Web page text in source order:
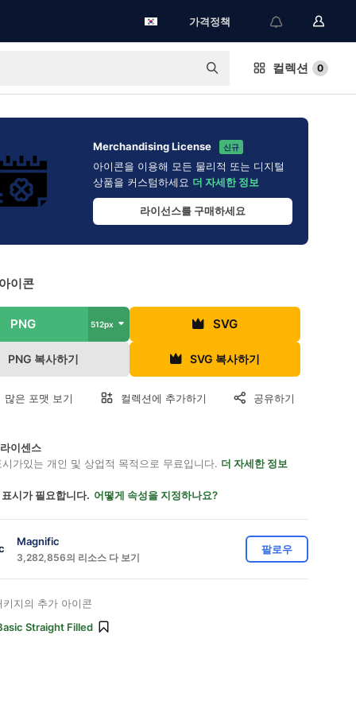
가격정책
컬렉션 0
Merchandising License 신규
아이콘을 이용해 모든 물리적 또는 디지털
상품을 커스텀하세요 더 자세한 정보
라이선스를 구매하세요
이콘
PNG 512px SVG
PNG 복사하기 SVG 복사하기
많은 포맷 보기 컬렉션에 추가하기 공유하기
이센스
가있는 개인 및 상업적 목적으로 무료입니다. 더 자세한 정보
시가 필요합니다. 어떻게 속성을 지정하나요?
Magnific
3,282,856의 리소스 다 보기
팔로우
지의 추가 아이콘
Straight Filled